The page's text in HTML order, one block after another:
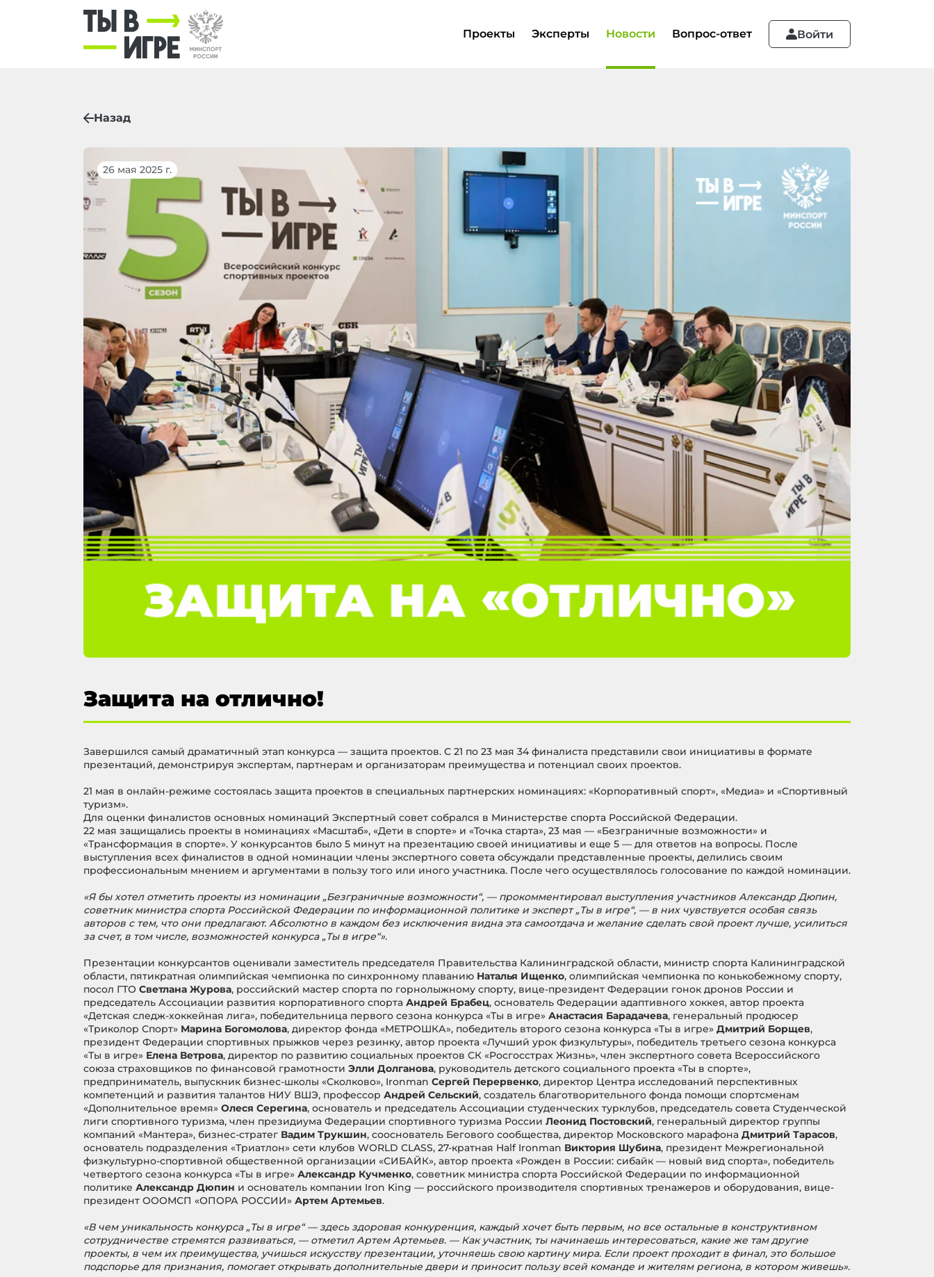
Проекты Эксперты Новости Вопрос-ответ Войти
Назад
26 мая 2025 г.
Защита на отлично!
Завершился самый драматичный этап конкурса — защита проектов. С 21 по 23 мая 34 финалиста представили свои инициативы в формате
презентаций, демонстрируя экспертам, партнерам и организаторам преимущества и потенциал своих проектов.
21 мая в онлайн-режиме состоялась защита проектов в специальных партнерских номинациях: «Корпоративный спорт», «Медиа» и «Спортивный
туризм».
Для оценки финалистов основных номинаций Экспертный совет собрался в Министерстве спорта Российской Федерации.
22 мая защищались проекты в номинациях «Масштаб», «Дети в спорте» и «Точка старта», 23 мая — «Безграничные возможности» и
«Трансформация в спорте». У конкурсантов было 5 минут на презентацию своей инициативы и еще 5 — для ответов на вопросы. После
выступления всех финалистов в одной номинации члены экспертного совета обсуждали представленные проекты, делились своим
профессиональным мнением и аргументами в пользу того или иного участника. После чего осуществлялось голосование по каждой номинации.
«Я бы хотел отметить проекты из номинации „Безграничные возможности“, — прокомментировал выступления участников Александр Дюпин,
советник министра спорта Российской Федерации по информационной политике и эксперт „Ты в игре“, — в них чувствуется особая связь
авторов с тем, что они предлагают. Абсолютно в каждом без исключения видна эта самоотдача и желание сделать свой проект лучше, усилиться
за счет, в том числе, возможностей конкурса „Ты в игре“».
Презентации конкурсантов оценивали заместитель председателя Правительства Калининградской области, министр спорта Калининградской
области, пятикратная олимпийская чемпионка по синхронному плаванию Наталья Ищенко, олимпийская чемпионка по конькобежному спорту,
посол ГТО Светлана Журова, российский мастер спорта по горнолыжному спорту, вице-президент Федерации гонок дронов России и
председатель Ассоциации развития корпоративного спорта Андрей Брабец, основатель Федерации адаптивного хоккея, автор проекта
«Детская следж-хоккейная лига», победительница первого сезона конкурса «Ты в игре» Анастасия Барадачева, генеральный продюсер
«Триколор Спорт» Марина Богомолова, директор фонда «МЕТРОШКА», победитель второго сезона конкурса «Ты в игре» Дмитрий Борщев,
президент Федерации спортивных прыжков через резинку, автор проекта «Лучший урок физкультуры», победитель третьего сезона конкурса
«Ты в игре» Елена Ветрова, директор по развитию социальных проектов СК «Росгосстрах Жизнь», член экспертного совета Всероссийского
союза страховщиков по финансовой грамотности Элли Долганова, руководитель детского социального проекта «Ты в спорте»,
предприниматель, выпускник бизнес-школы «Сколково», Ironman Сергей Перервенко, директор Центра исследований перспективных
компетенций и развития талантов НИУ ВШЭ, профессор Андрей Сельский, создатель благотворительного фонда помощи спортсменам
«Дополнительное время» Олеся Серегина, основатель и председатель Ассоциации студенческих турклубов, председатель совета Студенческой
лиги спортивного туризма, член президиума Федерации спортивного туризма России Леонид Постовский, генеральный директор группы
компаний «Мантера», бизнес-стратег Вадим Трукшин, сооснователь Бегового сообщества, директор Московского марафона Дмитрий Тарасов,
основатель подразделения «Триатлон» сети клубов WORLD CLASS, 27-кратная Half Ironman Виктория Шубина, президент Межрегиональной
физкультурно-спортивной общественной организации «СИБАЙК», автор проекта «Рожден в России: сибайк — новый вид спорта», победитель
четвертого сезона конкурса «Ты в игре» Александр Кучменко, советник министра спорта Российской Федерации по информационной
политике Александр Дюпин и основатель компании Iron King — российского производителя спортивных тренажеров и оборудования, вице-
президент ОООМСП «ОПОРА РОССИИ» Артем Артемьев.
«В чем уникальность конкурса „Ты в игре“ — здесь здоровая конкуренция, каждый хочет быть первым, но все остальные в конструктивном
сотрудничестве стремятся развиваться, — отметил Артем Артемьев. — Как участник, ты начинаешь интересоваться, какие же там другие
проекты, в чем их преимущества, учишься искусству презентации, уточняешь свою картину мира. Если проект проходит в финал, это большое
подспорье для признания, помогает открывать дополнительные двери и приносит пользу всей команде и жителям региона, в котором живешь».